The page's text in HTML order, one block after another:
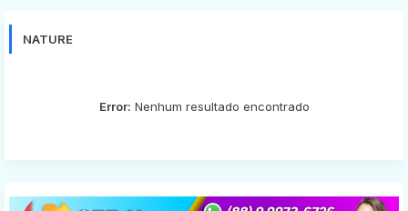
NATURE
Error: Nenhum resultado encontrado